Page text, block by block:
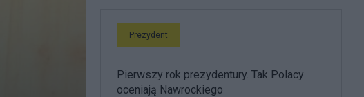
Prezydent
Pierwszy rok prezydentury. Tak Polacy
oceniają Nawrockiego